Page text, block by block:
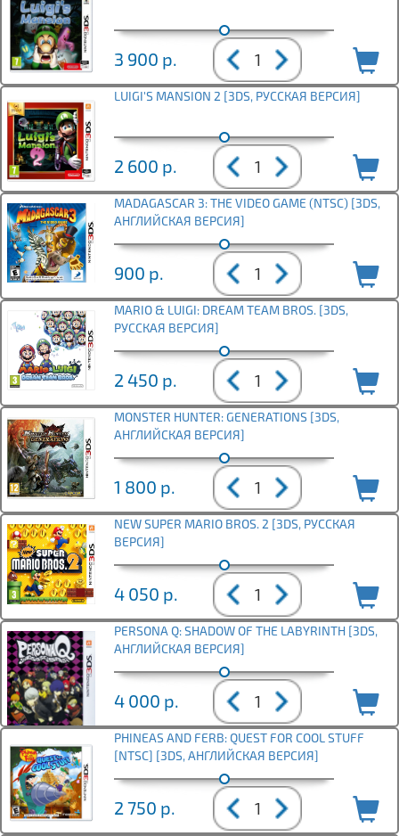
3 900 р.
LUIGI'S MANSION 2 [3DS, РУССКАЯ ВЕРСИЯ]
2 600 р.
MADAGASCAR 3: THE VIDEO GAME (NTSC) [3DS,
АНГЛИЙСКАЯ ВЕРСИЯ]
900 р.
MARIO & LUIGI: DREAM TEAM BROS. [3DS,
РУССКАЯ ВЕРСИЯ]
2 450 р.
MONSTER HUNTER: GENERATIONS [3DS,
АНГЛИЙСКАЯ ВЕРСИЯ]
1 800 р.
NEW SUPER MARIO BROS. 2 [3DS, РУССКАЯ
ВЕРСИЯ]
4 050 р.
PERSONA Q: SHADOW OF THE LABYRINTH [3DS,
АНГЛИЙСКАЯ ВЕРСИЯ]
4 000 р.
PHINEAS AND FERB: QUEST FOR COOL STUFF
[NTSC] [3DS, АНГЛИЙСКАЯ ВЕРСИЯ]
2 750 р.